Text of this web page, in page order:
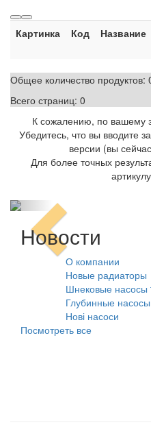
Картинка Код Название
Общее количество продуктов:
Всего страниц: 0
К сожалению, по вашему
Убедитесь, что вы вводите
версии (вы
Для более точных
Новости
О компании
Новые радиаторы
Шнековые
Глубинные
Нові насоси
Посмотреть все